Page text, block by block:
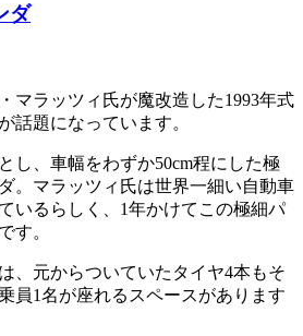
ダ
マラッツィ氏が魔改造した1993年式
話題になっています。
し、車幅をわずか50cm程にした極
。マラッツィ氏は世界一細い自動車
いるらしく、1年かけてこの極細パ
す。
、元からついていたタイヤ4本もそ
員1名が座れるスペースがあります